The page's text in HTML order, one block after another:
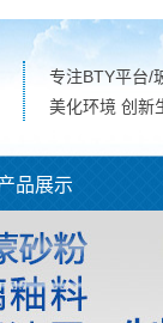
专注BTY平台/
美化环境 创新
品展示